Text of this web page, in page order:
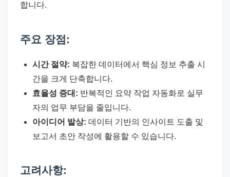
합니다.
주요 장점:
시간 절약: 복잡한 데이터에서 핵심 정보 추출 시
간을 크게 단축합니다.
효율성 증대: 반복적인 요약 작업 자동화로 실무
자의 업무 부담을 줄입니다.
아이디어 발상: 데이터 기반의 인사이트 도출 및
보고서 초안 작성에 활용할 수 있습니다.
고려사항: